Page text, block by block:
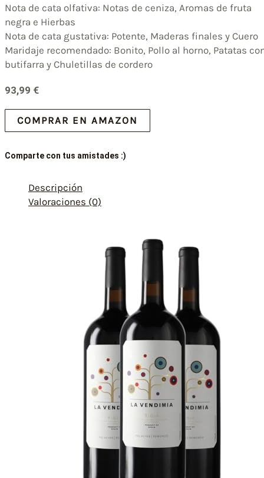
Nota de cata olfativa: Notas de ceniza, Aromas de fruta
negra e Hierbas
Nota de cata gustativa: Potente, Maderas finales y Cuero
Maridaje recomendado: Bonito, Pollo al horno, Patatas
butifarra y Chuletillas de cordero
93,99 €
COMPRAR EN AMAZON
Comparte con tus amistades :)
Descripción
Valoraciones (0)